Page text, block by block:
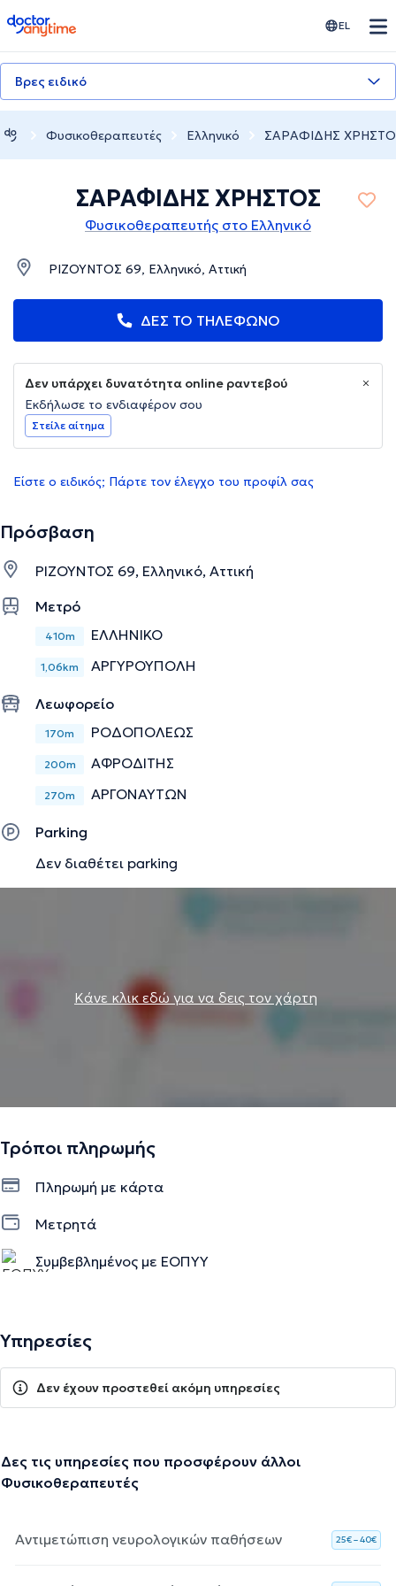
doctoranytime EL
Βρες ειδικό
Φυσικοθεραπευτές Ελληνικό ΣΑΡΑΦΙΔΗΣ
ΣΑΡΑΦΙΔΗΣ ΧΡΗΣΤΟΣ
Φυσικοθεραπευτής στο Ελληνικό
ΡΙΖΟΥΝΤΟΣ 69, Ελληνικό, Αττική
ΔΕΣ ΤΟ ΤΗΛΕΦΩΝΟ
Δεν υπάρχει δυνατότητα online ραντεβού
Εκδήλωσε το ενδιαφέρον σου
Στείλε αίτημα
Είστε ο ειδικός; Πάρτε τον έλεγχο του προφίλ σας
Πρόσβαση
ΡΙΖΟΥΝΤΟΣ 69, Ελληνικό, Αττική
Μετρό
410m ΕΛΛΗΝΙΚΟ
1,06km ΑΡΓΥΡΟΥΠΟΛΗ
Λεωφορείο
170m ΡΟΔΟΠΟΛΕΩΣ
200m ΑΦΡΟΔΙΤΗΣ
270m ΑΡΓΟΝΑΥΤΩΝ
Parking
Δεν διαθέτει parking
Κάνε κλικ εδώ για να δεις τον χάρτη
Τρόποι πληρωμής
Πληρωμή με κάρτα
Μετρητά
Συμβεβλημένος με ΕΟΠΥΥ
Υπηρεσίες
Δεν έχουν προστεθεί ακόμη υπηρεσίες
Δες τις υπηρεσίες που προσφέρουν άλλοι
Φυσικοθεραπευτές
Αντιμετώπιση νευρολογικών παθήσεων 25€ – 40€